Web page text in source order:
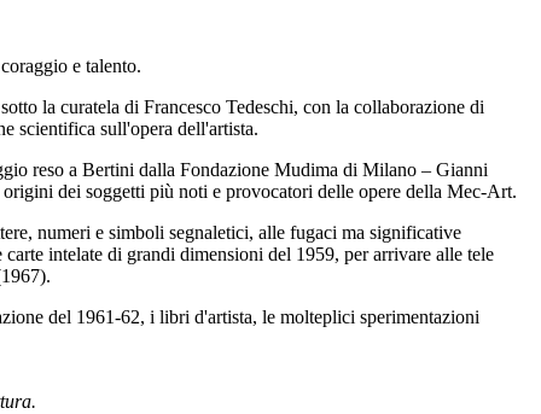
e talento.
la curatela di Francesco Tedeschi, con la collaborazione di
scientifica sull'opera dell'artista.
reso a Bertini dalla Fondazione Mudima di Milano – Gianni
dei soggetti più noti e provocatori delle opere della Mec-Art.
numeri e simboli segnaletici, alle fugaci ma significative
intelate di grandi dimensioni del 1959, per arrivare alle tele
del 1961-62, i libri d'artista, le molteplici sperimentazioni